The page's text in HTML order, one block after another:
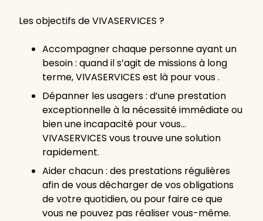
Les objectifs de VIVASERVICES ?
Accompagner chaque personne ayant un
besoin : quand il s’agit de missions à long
terme, VIVASERVICES est là pour vous .
Dépanner les usagers : d’une prestation
exceptionnelle à la nécessité immédiate ou
bien une incapacité pour vous…
VIVASERVICES vous trouve une solution
rapidement.
Aider chacun : des prestations régulières
afin de vous décharger de vos obligations
de votre quotidien, ou pour faire ce que
vous ne pouvez pas réaliser vous-même.